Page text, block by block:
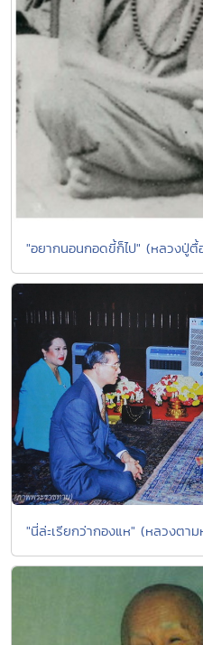
"อยากนอนกอดขี้ก็ไป" (หลวงปู่ตื้
"นี่ล่ะเรียกว่ากองแห" (หลวงต